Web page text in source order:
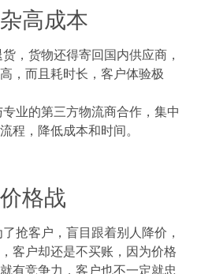
高成本
货，货物还得寄回国内供应商，
，而且耗时长，客户体验极
专业的第三方物流商合作，集中
程，降低成本和时间。
格战
了抢客户，盲目跟着别人降价，
客户却还是不买账，因为价格
有竞争力，客户也不一定就忠